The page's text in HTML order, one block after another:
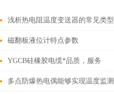
浅析热电阻温度变送器的常见类型
磁翻板液位计特点参数
YGCB硅橡胶电缆*品质，服务
多点防爆热电偶能够实现温度监测